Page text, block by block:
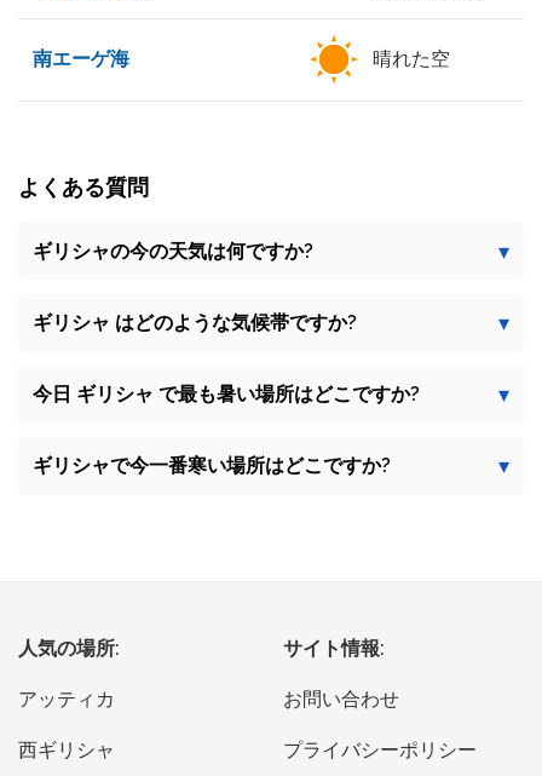
南エーゲ海 晴れた空
よくある質問
ギリシャの今の天気は何ですか?
ギリシャ はどのような気候帯ですか?
今日 ギリシャ で最も暑い場所はどこですか?
ギリシャで今一番寒い場所はどこですか?
人気の場所:
アッティカ
西ギリシャ
サイト情報:
お問い合わせ
プライバシーポリシー